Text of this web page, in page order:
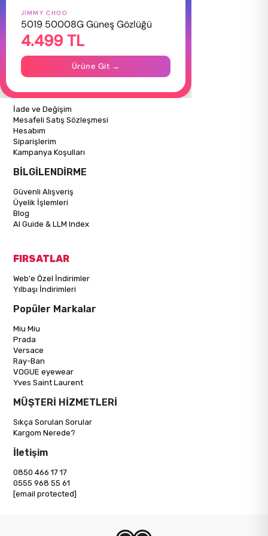
HAKKIMIZDA
Hakkımızda
Gizlilik Politikası
İletişim
Mağazalarımız
ALIŞVERİŞ BİLGİLERİ
İade ve Değişim
Mesafeli Satış Sözleşmesi
Hesabım
Siparişlerim
Kampanya Koşulları
BİLGİLENDİRME
Güvenli Alışveriş
Üyelik İşlemleri
Blog
AI Guide & LLM Index
FIRSATLAR
Web'e Özel İndirimler
Yılbaşı İndirimleri
Popüler Markalar
Miu Miu
Prada
Versace
Ray-Ban
VOGUE eyewear
Yves Saint Laurent
MÜŞTERİ HİZMETLERİ
Sıkça Sorulan Sorular
Kargom Nerede?
İletişim
0850 466 17 17
0555 968 55 61
[email protected]
JIMMY CHOO
5019 50008G Güneş Gözlüğü
4.499 TL
Ürüne Git →